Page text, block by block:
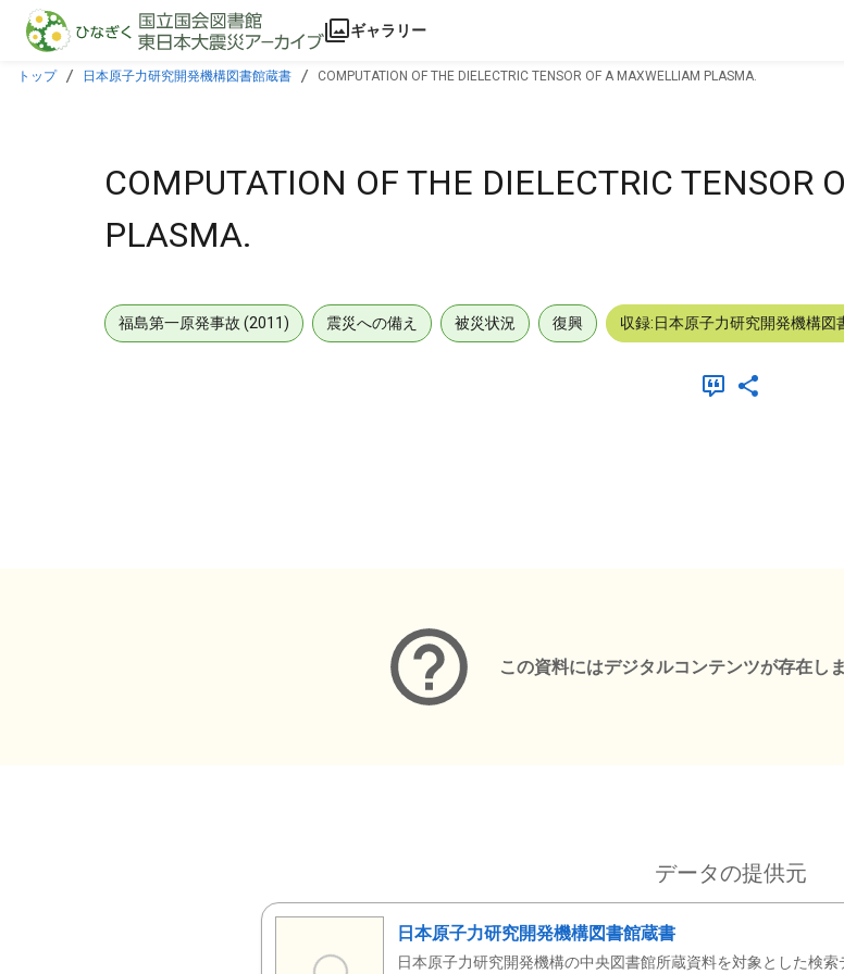
本文に飛ぶ
ギャラリー
トップ 日本原子力研究開発機構図書館蔵書 COMPUTATION OF THE DIELECTRIC TENSOR OF A MAXWELLIAM PLASMA.
COMPUTATION OF THE DIELECTRIC TENSOR
PLASMA.
福島第一原発事故 (2011) 震災への備え 被災状況 復興 収録:日本原子力研究開発機構図
この資料にはデジタルコンテンツが存在しま
データの提供元
日本原子力研究開発機構図書館蔵書
日本原子力研究開発機構の中央図書館所蔵資料を対象とした検索